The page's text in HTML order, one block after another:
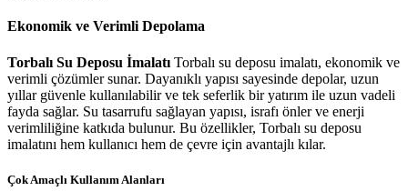
Ekonomik ve Verimli Depolama
Torbalı Su Deposu İmalatı Torbalı su deposu imalatı, ekonomik ve
verimli çözümler sunar. Dayanıklı yapısı sayesinde depolar, uzun
yıllar güvenle kullanılabilir ve tek seferlik bir yatırım ile uzun vadeli
fayda sağlar. Su tasarrufu sağlayan yapısı, israfı önler ve enerji
verimliliğine katkıda bulunur. Bu özellikler, Torbalı su deposu
imalatını hem kullanıcı hem de çevre için avantajlı kılar.
Çok Amaçlı Kullanım Alanları